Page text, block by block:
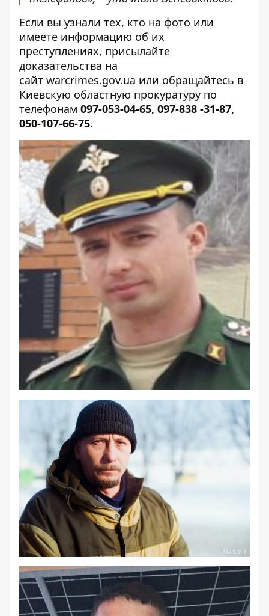
Если вы узнали тех, кто на фото или
имеете информацию об их
преступлениях, присылайте
доказательства на
сайт warcrimes.gov.ua или обращайтесь в
Киевскую областную прокуратуру по
телефонам 097-053-04-65, 097-838 -31-87,
050-107-66-75.